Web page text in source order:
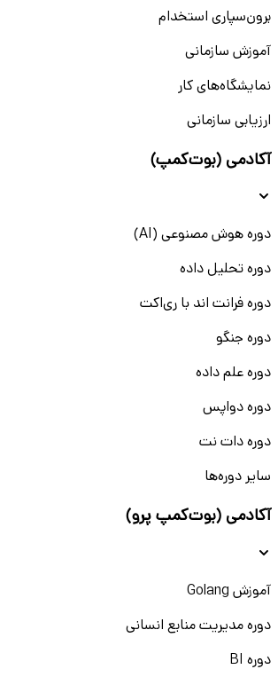
برون‌سپاری استخدام
آموزش سازمانی
نمایشگاه‌های کار
ارزیابی سازمانی
آکادمی (بوت‌کمپ)
دوره هوش مصنوعی (AI)
دوره تحلیل داده
دوره فرانت اند با ری‌اکت
دوره جنگو
دوره علم داده
دوره دواپس
دوره دات نت
سایر دوره‌ها
آکادمی (بوت‌کمپ پرو)
آموزش Golang
دوره مدیریت منابع انسانی
دوره BI